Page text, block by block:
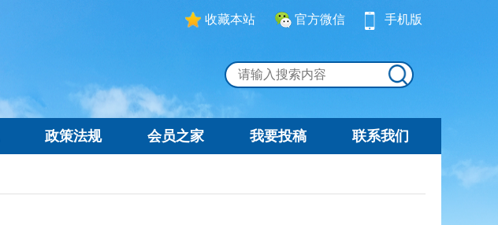
收藏本站 官方微信 手机版
政策法规 会员之家 我要投稿 联系我们